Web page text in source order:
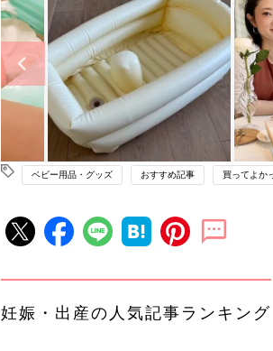
ベビー用品・グッズ おすすめ記事 買ってよか
妊娠・出産の人気記事ランキング